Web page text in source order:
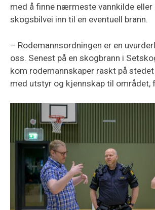
med å finne nærmeste vannkilde
skogsbilvei inn til en eventuell brann.
– Rodemannsordningen er en
oss. Senest på en skogbrann i
kom rodemannskaper raskt på
med utstyr og kjennskap til området,